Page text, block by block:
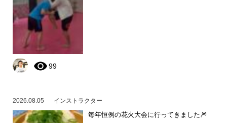
99
2026.08.05 インストラクター
毎年恒例の花火大会に行ってきました🎆